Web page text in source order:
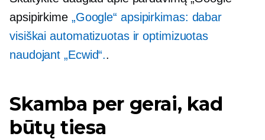
apsipirkime „Google“ apsipirkimas: dabar
visiškai automatizuotas ir optimizuotas
naudojant „Ecwid“..
Skamba per gerai, kad
būtų tiesa